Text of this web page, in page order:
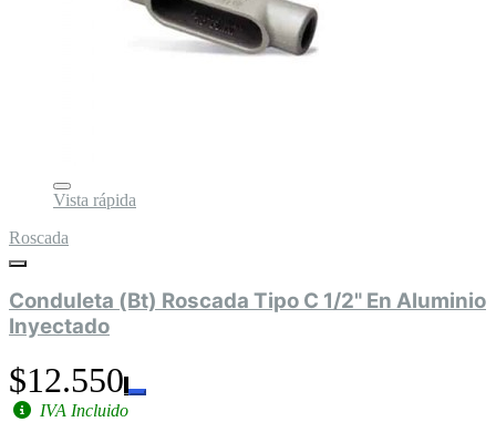
Vista rápida
Roscada
Conduleta (Bt) Roscada Tipo C 1/2" En Aluminio
Inyectado
$12.550
IVA Incluido